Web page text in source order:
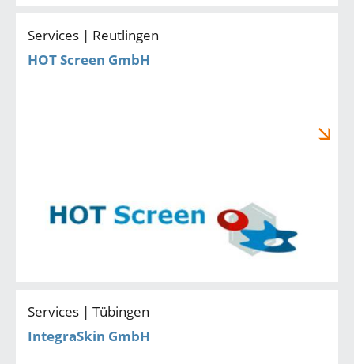
Services | Reutlingen
HOT Screen GmbH
Services | Tübingen
IntegraSkin GmbH